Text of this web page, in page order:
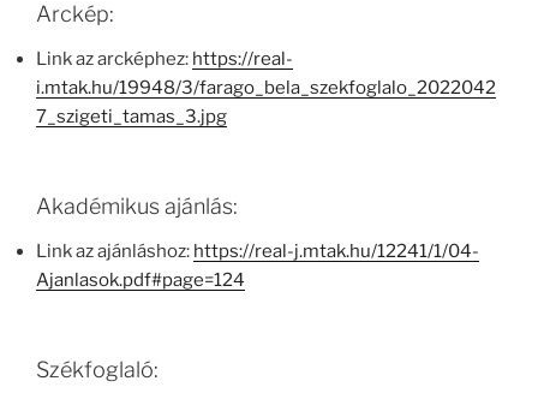
Arckép:
Link az arcképhez: https://real-
i.mtak.hu/19948/3/farago_bela_szekfoglalo_2022042
7_szigeti_tamas_3.jpg
Akadémikus ajánlás:
Link az ajánláshoz: https://real-j.mtak.hu/12241/1/04-
Ajanlasok.pdf#page=124
Székfoglaló: